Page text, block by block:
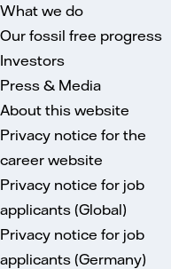
What we do
Our fossil free progress
Investors
Press & Media
About this website
Privacy notice for the
career website
Privacy notice for job
applicants (Global)
Privacy notice for job
applicants (Germany)